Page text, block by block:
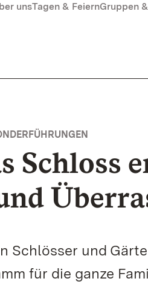
unsTagen & FeiernGruppen
Schloss
Schlösser und
für die ganze